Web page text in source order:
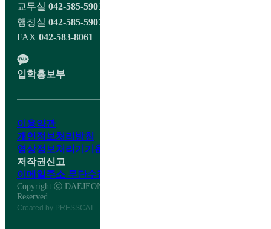
교무실 042-585-5901~2
행정실 042-585-5907
FAX 042-583-8061
입학홍보부
이용약관
개인정보처리방침
영상정보처리기기운영·관리방침
저작권신고
이메일주소 무단수집거부
Copyright ⓒ DAEJEON DAESHIN HIGH SCHOOL All Right
Reserved.
Created by PRESSCAT